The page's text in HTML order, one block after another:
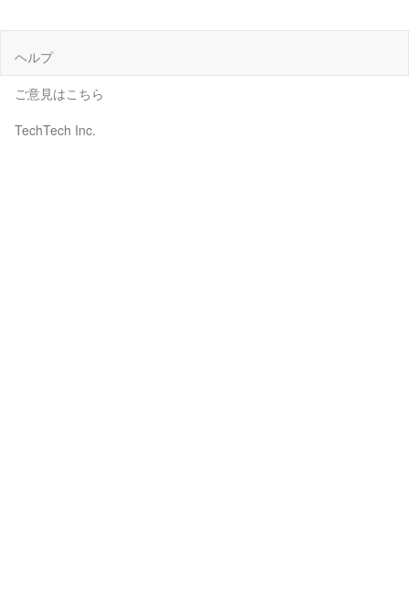
ヘルプ
ご意見はこちら
TechTech Inc.